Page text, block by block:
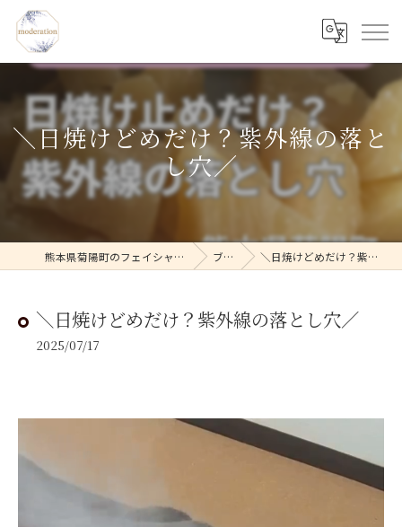
＼日焼けどめだけ？紫外線の落と
し穴／
熊本県菊陽町のフェイシャルならmoderation ブログ ＼日焼けどめだけ？紫外線の落とし穴／
＼日焼けどめだけ？紫外線の落とし穴／
2025/07/17